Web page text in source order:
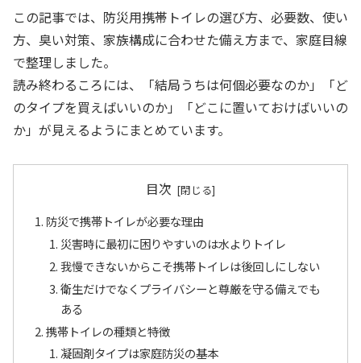
この記事では、防災用携帯トイレの選び方、必要数、使い
方、臭い対策、家族構成に合わせた備え方まで、家庭目線
で整理しました。
読み終わるころには、「結局うちは何個必要なのか」「ど
のタイプを買えばいいのか」「どこに置いておけばいいの
か」が見えるようにまとめています。
目次
防災で携帯トイレが必要な理由
災害時に最初に困りやすいのは水よりトイレ
我慢できないからこそ携帯トイレは後回しにしない
衛生だけでなくプライバシーと尊厳を守る備えでも
ある
携帯トイレの種類と特徴
凝固剤タイプは家庭防災の基本